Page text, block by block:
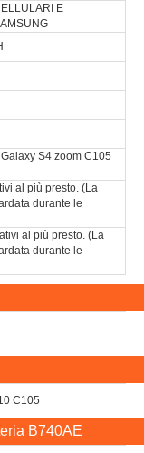
E
S4 zoom C105
al più presto. (La
durante le
al più presto. (La
durante le
C105
B740AE